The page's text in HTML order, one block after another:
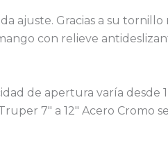
ajuste. Gracias a su
con relieve
de apertura varía desde
7″ a 12″ Acero Cromo